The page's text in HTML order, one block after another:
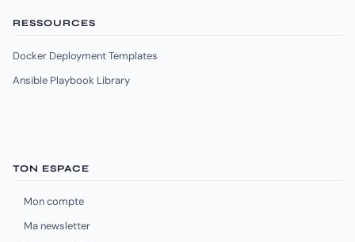
RESSOURCES
Docker Deployment Templates
Ansible Playbook Library
TON ESPACE
Mon compte
Ma newsletter